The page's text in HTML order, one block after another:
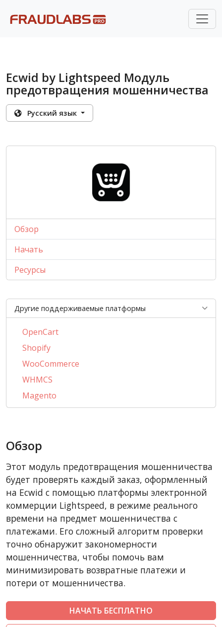
Ecwid by Lightspeed Модуль
предотвращения мошенничества
Pусский язык
Обзор
Начать
Ресурсы
Другие поддерживаемые платформы
OpenCart
Shopify
WooCommerce
WHMCS
Magento
PrestaShop
AbanteCart
LiteCart
ZenCart
PinnacleCart
FoxyCart
Easy Digital Downloads
nopCommerce
WISECP
ThirtyBees
Shopware
Sylius
Обзор
Этот модуль предотвращения мошенничества
будет проверять каждый заказ, оформленный
на Ecwid с помощью платформы электронной
коммерции Lightspeed, в режиме реального
времени на предмет мошенничества с
платежами. Его сложный алгоритм проверки
точно обнаружит закономерности
мошенничества, чтобы помочь вам
минимизировать возвратные платежи и
потери от мошенничества.
НАЧАТЬ БЕСПЛАТНО